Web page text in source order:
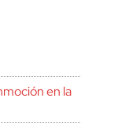
en la